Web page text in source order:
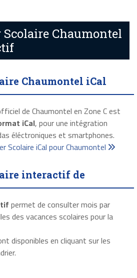
Scolaire Chaumontel
Chaumontel iCal
de Chaumontel en Zone C est
iCal, pour une intégration
éléctroniques et smartphones.
Scolaire iCal pour Chaumontel
interactif de
permet de consulter mois par
des vacances scolaires pour la
disponibles en cliquant sur les